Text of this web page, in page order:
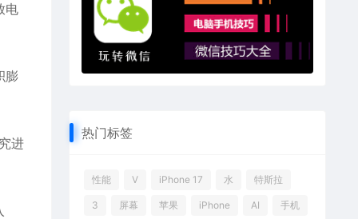
电
膨
进
热门标签
性能 V iPhone 17 水 特斯拉
3 屏幕 苹果 iPhone AI 手机